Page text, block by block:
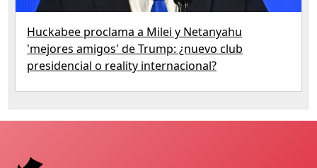
Huckabee proclama a Milei y Netanyahu
'mejores amigos' de Trump: ¿nuevo club
presidencial o reality internacional?